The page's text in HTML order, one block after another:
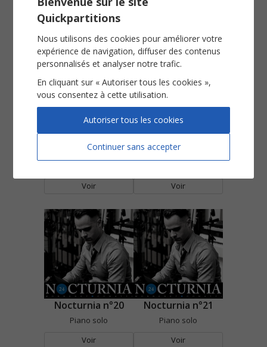
Piano solo
Nocturnia n°18
Voir
Nocturnia n°19
Voir
Nocturnia n°20
Piano solo
Voir
Nocturnia n°21
Piano solo
Voir
Quickpartitions
Nous utilisons des cookies pour améliorer votre
expérience de navigation, diffuser des contenus
personnalisés et analyser notre trafic.
En cliquant sur « Autoriser tous les cookies »,
vous consentez à cette utilisation.
Continuer sans accepter
Autoriser tous les cookies